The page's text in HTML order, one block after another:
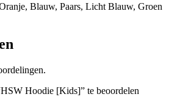
Blauw, Paars, Licht Blauw, Groen
Hoodie [Kids]” te beoordelen